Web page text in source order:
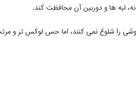
لبه ها و دوربین آن محافظت کند.
ظاهر گوشی را شلوغ نمی کنند، اما حس لوکس تر